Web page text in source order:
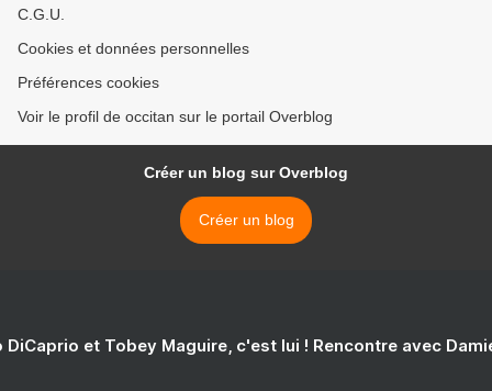
C.G.U.
Cookies et données personnelles
Préférences cookies
Voir le profil de occitan sur le portail Overblog
Créer un blog sur Overblog
Créer un blog
DiCaprio et Tobey Maguire, c'est lui ! Rencontre avec